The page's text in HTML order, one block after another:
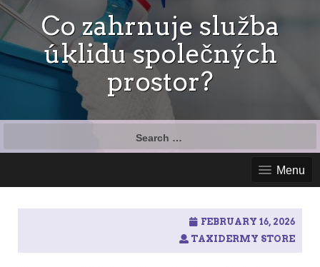
Co zahrnuje služba
úklidu společných
prostor?
Menu
FEBRUARY 16, 2026
TAXIDERMY STORE